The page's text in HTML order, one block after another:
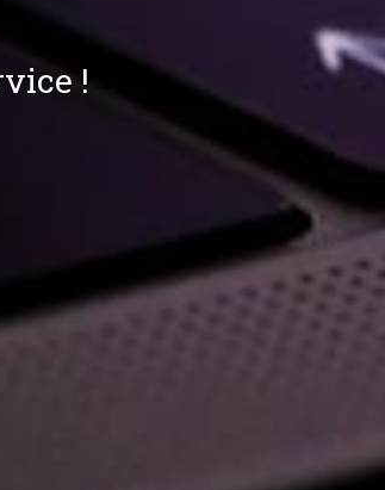
!